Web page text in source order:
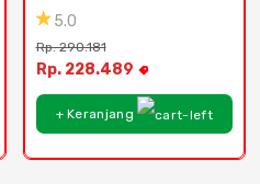
J - Mono Walnut
5.0
Rp. 290.181
Rp. 228.489
+ Keranjang